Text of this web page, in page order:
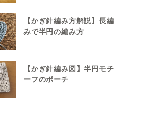
【かぎ針編み方解説】長編
みで半円の編み方
【かぎ針編み図】半円モチ
ーフのポーチ